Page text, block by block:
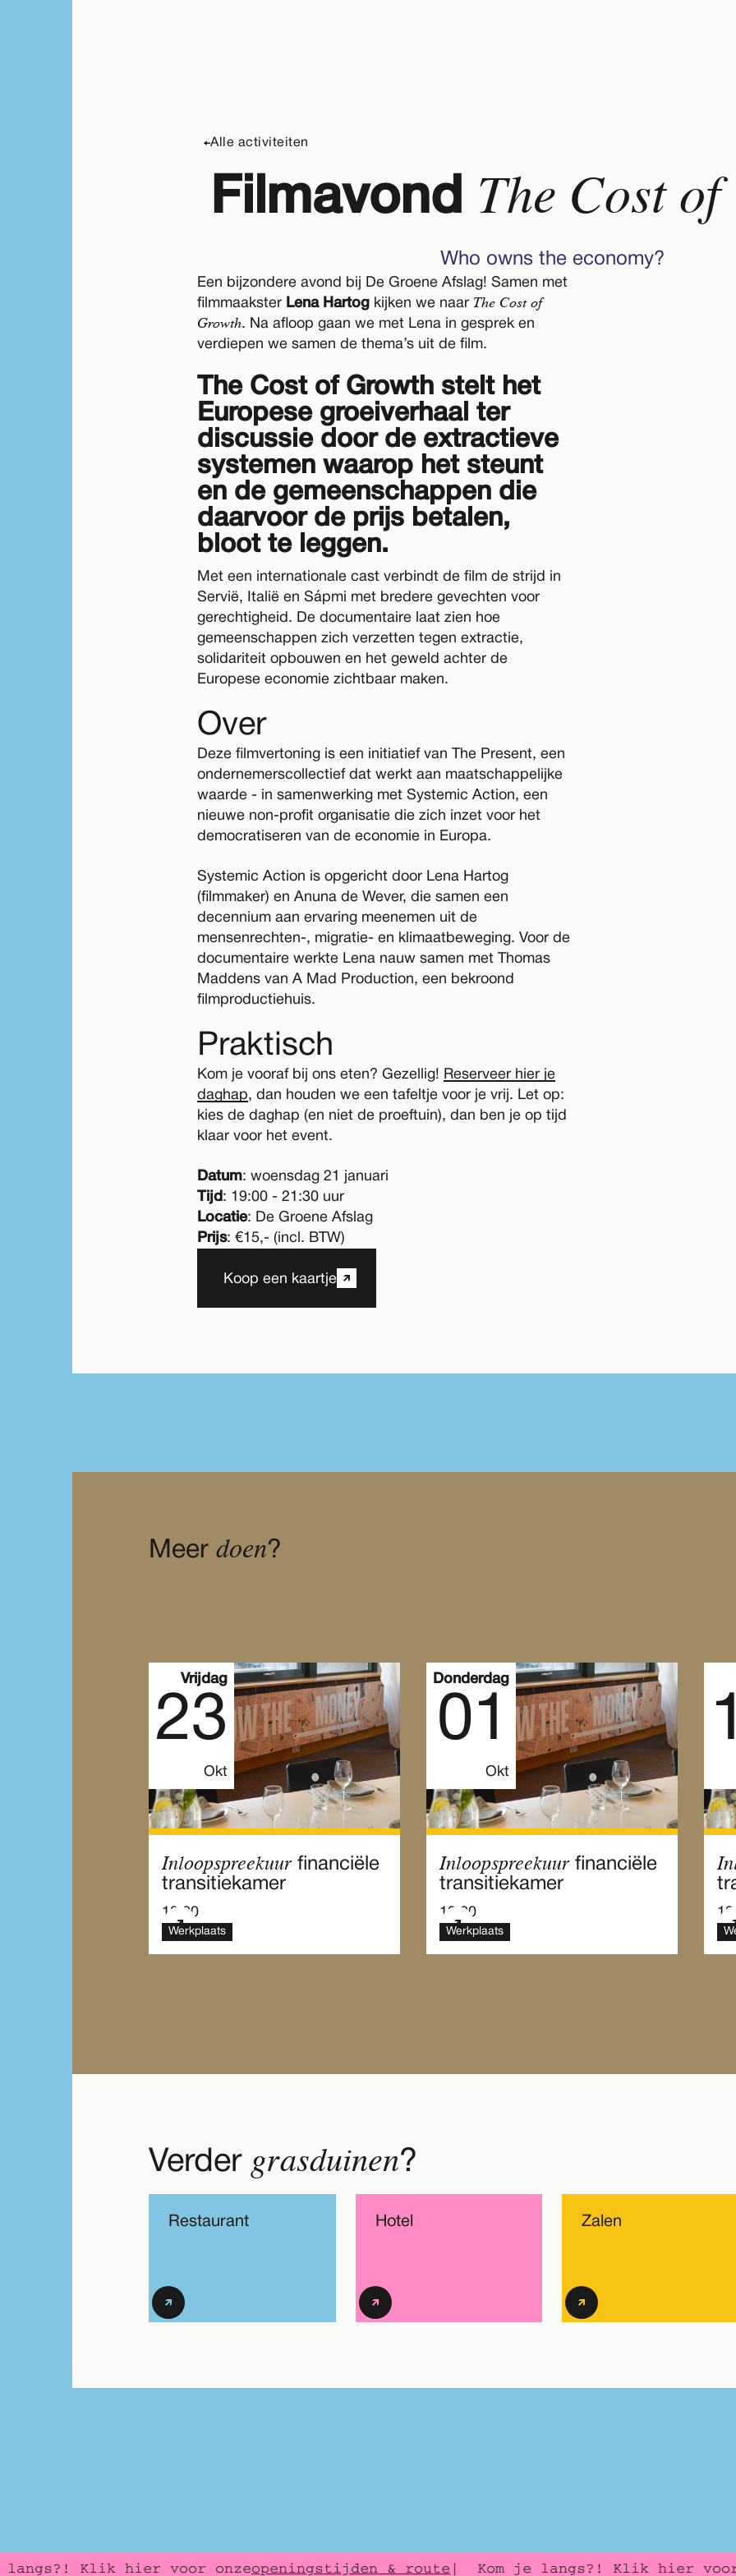
Alle activiteiten
Filmavond The Cost
Who owns the economy?
Een bijzondere avond bij De Groene Afslag! Samen met
filmmaakster Lena Hartog kijken we naar The Cost of
Growth. Na afloop gaan we met Lena in gesprek en
verdiepen we samen de thema’s uit de film.
The Cost of Growth stelt het
Europese groeiverhaal ter
discussie door de extractieve
systemen waarop het steunt
en de gemeenschappen die
daarvoor de prijs betalen,
bloot te leggen.
Met een internationale cast verbindt de film de strijd in
Servië, Italië en Sápmi met bredere gevechten voor
gerechtigheid. De documentaire laat zien hoe
gemeenschappen zich verzetten tegen extractie,
solidariteit opbouwen en het geweld achter de
Europese economie zichtbaar maken.
Over
Deze filmvertoning is een initiatief van The Present, een
ondernemerscollectief dat werkt aan maatschappelijke
waarde - in samenwerking met Systemic Action, een
nieuwe non-profit organisatie die zich inzet voor het
democratiseren van de economie in Europa.
Systemic Action is opgericht door Lena Hartog
(filmmaker) en Anuna de Wever, die samen een
decennium aan ervaring meenemen uit de
mensenrechten-, migratie- en klimaatbeweging. Voor de
documentaire werkte Lena nauw samen met Thomas
Maddens van A Mad Production, een bekroond
filmproductiehuis.
Praktisch
Kom je vooraf bij ons eten? Gezellig! Reserveer hier je
daghap, dan houden we een tafeltje voor je vrij. Let op:
kies de daghap (en niet de proeftuin), dan ben je op tijd
klaar voor het event.
Datum: woensdag 21 januari
Tijd : 19:00 - 21:30 uur
Locatie: De Groene Afslag
Prijs: €15,- (incl. BTW)
Koop een kaartje
Meerdoen?
Vrijdag
23
Okt
Inloopspreekuurfinanciële
transitiekamer
10.00
Werkplaats
Donderdag
01
Okt
Inloopspreekuurfinanciële
transitiekamer
10.00
Werkplaats
Verder grasduinen?
Restaurant Hotel Zalen
Klik hier voor onzeopeningstijden & route| Kom je langs?! Klik hier voor